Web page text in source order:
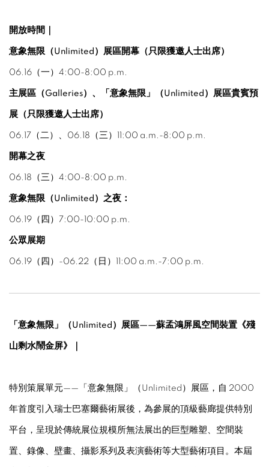
開放時間
意象無限（Unlimited）展區開幕（只限獲邀人士出席）
06.16（一）4:00-8:00 p.m.
主展區（Galleries）、「意象無限」（Unlimited）展區貴賓預
展（只限獲邀人士出席）
06.17（二）、06.18（三）11:00 a.m.-8:00 p.m.
開幕之夜
06.18（三）4:00-8:00 p.m.
意象無限（Unlimited）之夜：
06.19（四）7:00-10:00 p.m.
公眾展期
06.19（四）-06.22（日）11:00 a.m.-7:00 p.m.
「意象無限」（Unlimited）展區——蘇孟鴻屏風空間裝置《殘
山剩水鬧金屏》｜
特別策展單元——「意象無限」（Unlimited）展區，自 2000
年首度引入瑞士巴塞爾藝術展後，為參展的頂級藝廊提供特別
平台，呈現於傳統展位規模所無法展出的巨型雕塑、空間裝
置、錄像、壁畫、攝影系列及表演藝術等大型藝術項目。本屆